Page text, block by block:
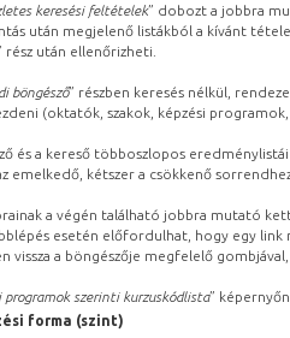
keresési feltételek” dobozt a jobbra
után megjelenő listákból a kívánt
rész után ellenőrizheti.
böngésző” részben keresés nélkül,
(oktatók, szakok, képzési programok,
és a kereső többoszlopos
emelkedő, kétszer a csökkenő
a végén található jobbra mutató
esetén előfordulhat, hogy egy link
vissza a böngészője megfelelő
programok szerinti kurzuskódlista”
forma (szint)